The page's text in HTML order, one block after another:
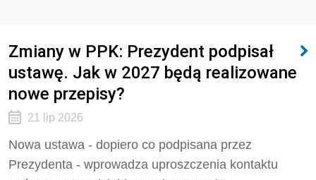
Zmiany w PPK: Prezydent podpisał
ustawę. Jak w 2027 będą realizowane
nowe przepisy?
21 lip 2026
Nowa ustawa - dopiero co podpisana przez
Prezydenta - wprowadza uproszczenia kontaktu